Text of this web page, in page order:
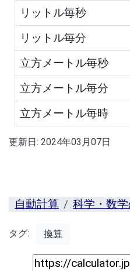
リットル毎秒
リットル毎分
立方メートル毎秒
立方メートル毎分
立方メートル毎時
更新日: 2024年03月07日
自動計算 科学・数
タグ: 換算